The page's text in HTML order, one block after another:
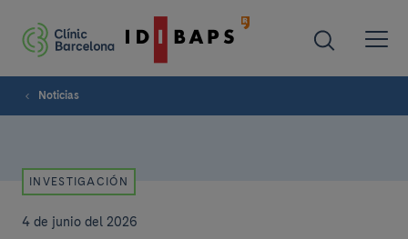
Noticias
INVESTIGACIÓN
4 de junio del 2026